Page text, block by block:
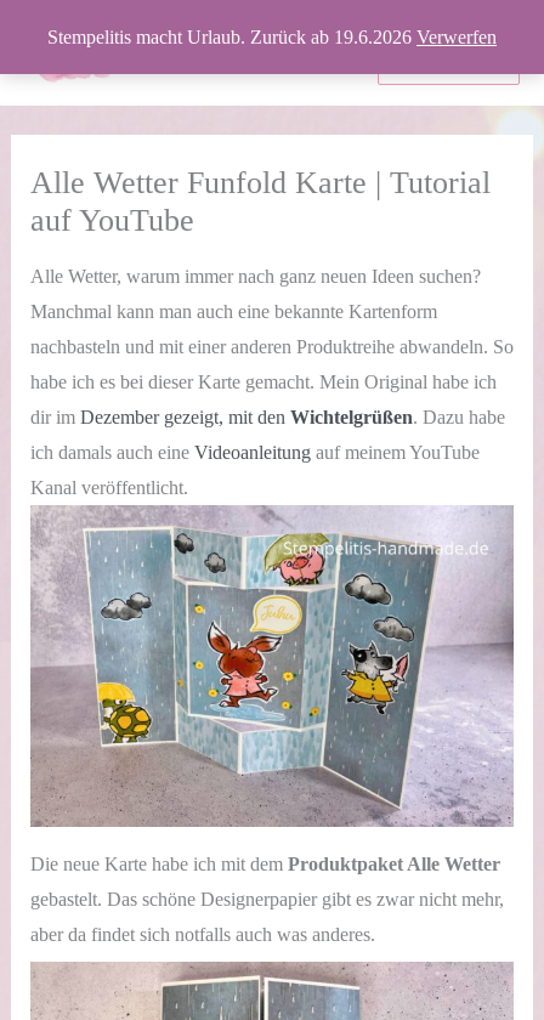
Stempelitis macht Urlaub. Zurück ab 19.6.2026 Verwerfen
springen
Produkte
Alle Wetter Funfold Karte | Tutorial
auf YouTube
Alle Wetter, warum immer nach ganz neuen Ideen suchen?
Manchmal kann man auch eine bekannte Kartenform
nachbasteln und mit einer anderen Produktreihe abwandeln. So
habe ich es bei dieser Karte gemacht. Mein Original habe ich
dir im Dezember gezeigt, mit den Wichtelgrüßen. Dazu habe
ich damals auch eine Videoanleitungauf meinem YouTube
Kanal veröffentlicht.
Die neue Karte habe ich mit dem Produktpaket Alle Wetter
gebastelt. Das schöne Designerpapier gibt es zwar nicht mehr,
aber da findet sich notfalls auch was anderes.